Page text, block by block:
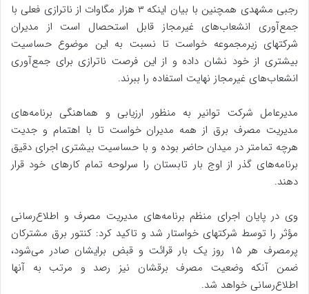
رجبی مشهدی همچنین با بیان اینکه ۳ هزار مگاوات از ناترازی فعلی با
جمع‌آوری انشعاب‌های غیرمجاز قابل استحصال است از مدیران
شرکتهای زیرمجموعه خواست تا نسبت به این موضوع حساسیت
بیشتری از خود نشان داده و از این فرصت ناترازی برای جمع‌آوری
انشعاب‌های غیرمجاز نهایت استفاده را ببرند.
مدیرعامل شرکت توانیر به منظور ارزیابی و هماهنگی برنامه‌های
مدیریت مصرف برق از همه مدیران خواست تا با اهتمام و جدیت
هرچه تمامتر در میدان حاضر بوده و با حساسیت بیشتری اجرای دقیق
برنامه‌های گذر از اوج بار تابستان را سرلوحه تمام کارهای خود قرار
دهند.
وی در پایان اجرای منظم برنامه‌های مدیریت مصرف و اطلاع‌رسانی
مؤثر را توسط شرکتهای خواستار شد و تاکید کرد: کنتور برق مشترکان
پرمصرف هر ۱۵ روز یک بار قرائت و قبض برایشان صادر می‌شود،
ضمن آنکه وضعیت مصرف برقشان نیز رصد و مرتب به آنها
اطلاع‌رسانی خواهد شد.